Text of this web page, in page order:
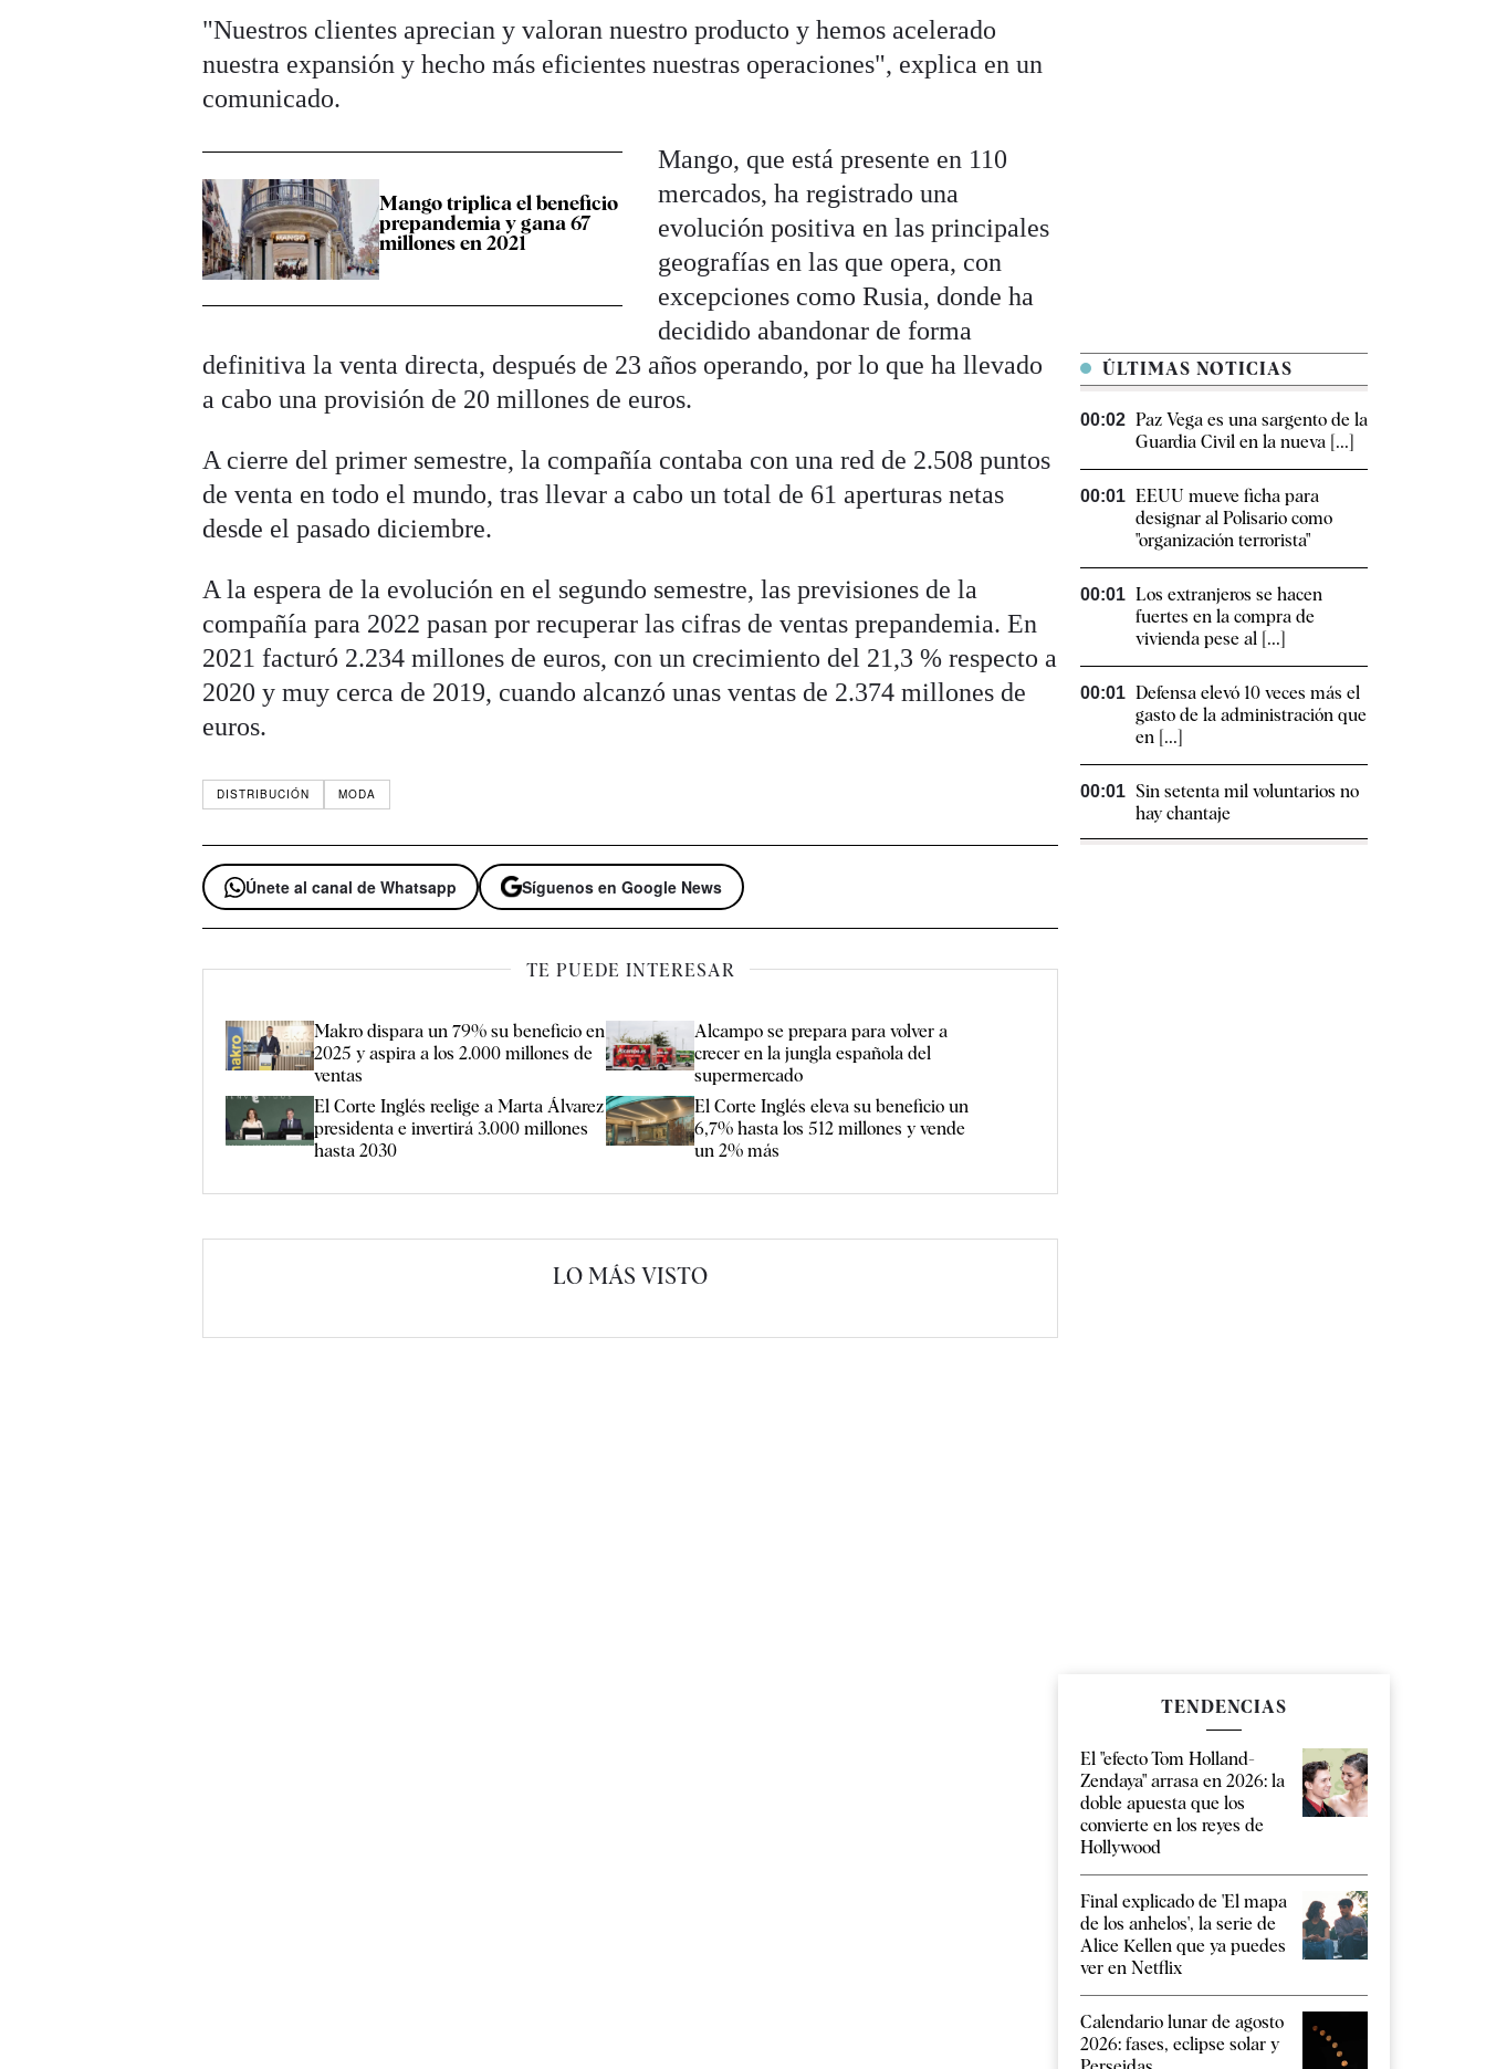
"Nuestros clientes aprecian y valoran nuestro producto y hemos acelerado
nuestra expansión y hecho más eficientes nuestras operaciones", explica en un
comunicado.
Mango triplica el beneficio
prepandemia y gana 67
millones en 2021
Mango, que está presente en 110
mercados, ha registrado una
evolución positiva en las principales
geografías en las que opera, con
excepciones como Rusia, donde ha
decidido abandonar de forma
definitiva la venta directa, después de 23 años operando, por lo que ha llevado
a cabo una provisión de 20 millones de euros.
A cierre del primer semestre, la compañía contaba con una red de 2.508 puntos
de venta en todo el mundo, tras llevar a cabo un total de 61 aperturas netas
desde el pasado diciembre.
A la espera de la evolución en el segundo semestre, las previsiones de la
compañía para 2022 pasan por recuperar las cifras de ventas prepandemia. En
2021 facturó 2.234 millones de euros, con un crecimiento del 21,3 % respecto a
2020 y muy cerca de 2019, cuando alcanzó unas ventas de 2.374 millones de
euros.
DISTRIBUCIÓN MODA
Únete al canal de Whatsapp Síguenos en Google News
TE PUEDE INTERESAR
Makro dispara un 79% su beneficio en
2025 y aspira a los 2.000 millones de
ventas
Alcampo se prepara para volver a
crecer en la jungla española del
supermercado
El Corte Inglés reelige a Marta Álvarez
presidenta e invertirá 3.000 millones
hasta 2030
El Corte Inglés eleva su beneficio un
6,7% hasta los 512 millones y vende
un 2% más
LO MÁS VISTO
ÚLTIMAS NOTICIAS
00:02 Paz Vega es una sargento de la
Guardia Civil en la nueva [...]
00:01 EEUU mueve ficha para
designar al Polisario como
"organización terrorista"
00:01 Los extranjeros se hacen
fuertes en la compra de
vivienda pese al [...]
00:01 Defensa elevó 10 veces más el
gasto de la administración que
en [...]
00:01 Sin setenta mil voluntarios no
hay chantaje
TENDENCIAS
El "efecto Tom Holland-
Zendaya" arrasa en 2026: la
doble apuesta que los
convierte en los reyes de
Hollywood
Final explicado de 'El mapa
de los anhelos', la serie de
Alice Kellen que ya puedes
ver en Netflix
Calendario lunar de agosto
2026: fases, eclipse solar y